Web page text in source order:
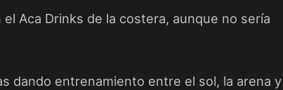
el Aca Drinks de la costera, aunque no sería
dando entrenamiento entre el sol, la arena y